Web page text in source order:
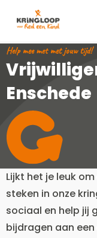
Kringloop
Red
een
kind
Help mee met met jouw tijd!
Enschede
Lijkt het je leuk
steken in onze
sociaal en help jij
bijdragen aan